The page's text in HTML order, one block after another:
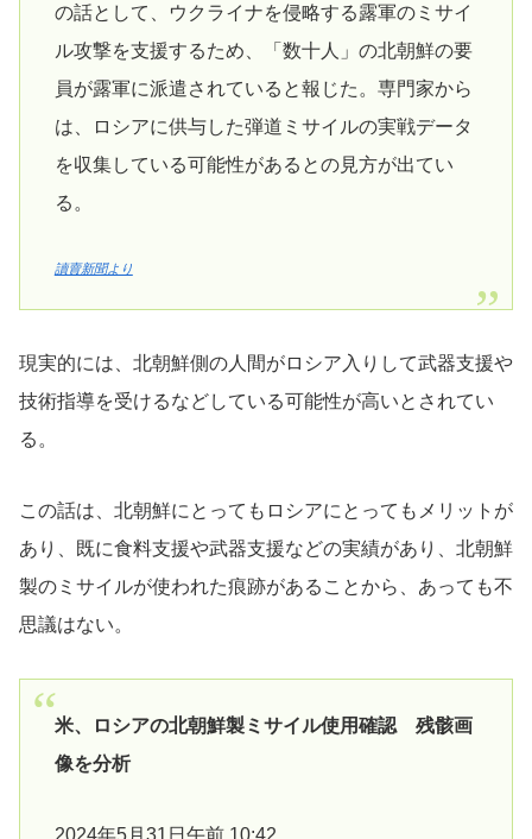
の話として、ウクライナを侵略する露軍のミサイ
ル攻撃を支援するため、「数十人」の北朝鮮の要
員が露軍に派遣されていると報じた。専門家から
は、ロシアに供与した弾道ミサイルの実戦データ
を収集している可能性があるとの見方が出てい
る。
讀賣新聞より
現実的には、北朝鮮側の人間がロシア入りして武器支援や
技術指導を受けるなどしている可能性が高いとされてい
る。
この話は、北朝鮮にとってもロシアにとってもメリットが
あり、既に食料支援や武器支援などの実績があり、北朝鮮
製のミサイルが使われた痕跡があることから、あっても不
思議はない。
米、ロシアの北朝鮮製ミサイル使用確認 残骸画
像を分析